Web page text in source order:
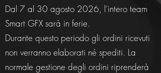
Dal 7 al 30 agosto 2026, l’intero team
Smart GFX sarà in ferie.
Durante questo periodo gli ordini ricevuti
non verranno elaborati né spediti. La
normale gestione degli ordini riprenderà